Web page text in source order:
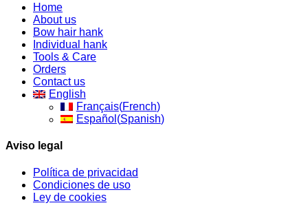
Home
About us
Bow hair hank
Individual hank
Tools & Care
Orders
Contact us
English
Français(French)
Español (Spanish)
Aviso legal
Política de privacidad
Condiciones de uso
Ley de cookies